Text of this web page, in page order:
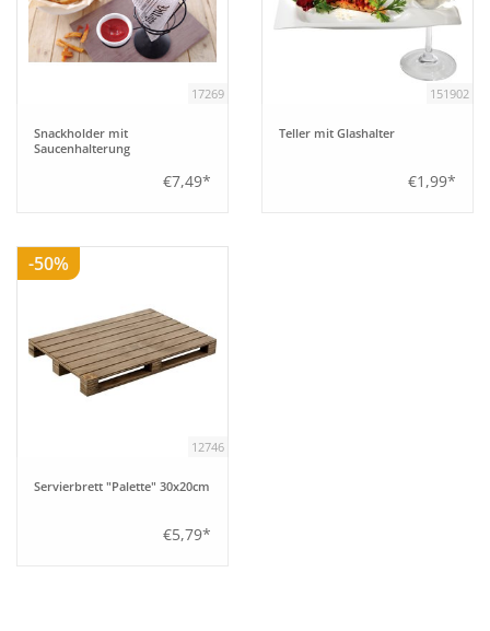
Küche
Küchenmöbel
17269
Snackholder mit
Saucenhalterung
€7,49*
151902
Teller mit Glashalter
€1,99*
-50%
12746
Servierbrett "Palette" 30x20cm
€5,79*